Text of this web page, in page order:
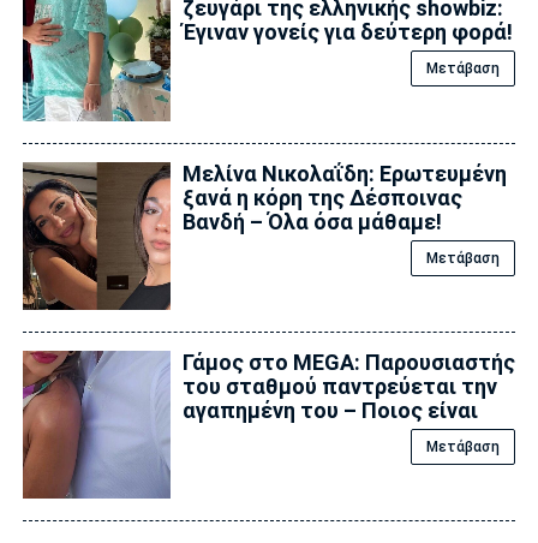
ζευγάρι της ελληνικής showbiz:
Έγιναν γονείς για δεύτερη φορά!
Μετάβαση
Μελίνα Νικολαΐδη: Ερωτευμένη
ξανά η κόρη της Δέσποινας
Βανδή – Όλα όσα μάθαμε!
Μετάβαση
Γάμος στο MEGA: Παρουσιαστής
του σταθμού παντρεύεται την
αγαπημένη του – Ποιος είναι
Μετάβαση